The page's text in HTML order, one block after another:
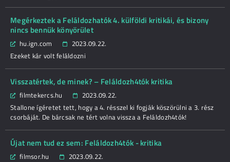
Megérkeztek a Feláldozhatók 4. külföldi kritikái, és bizony
nincs bennük könyörület
hu.ign.com
2023.09.22.
Ezeket kár volt feláldozni
Visszatértek, de minek? – Feláldozh4tók kritika
filmtekercs.hu
2023.09.22.
Stallone ígéretet tett, hogy a 4. résszel ki fogják köszörülni a 3. rész
csorbáját. De bárcsak ne tért volna vissza a Feláldozh4tók!
Újat nem tud ez sem: Feláldozh4tók - kritika
filmsor.hu
2023.09.22.